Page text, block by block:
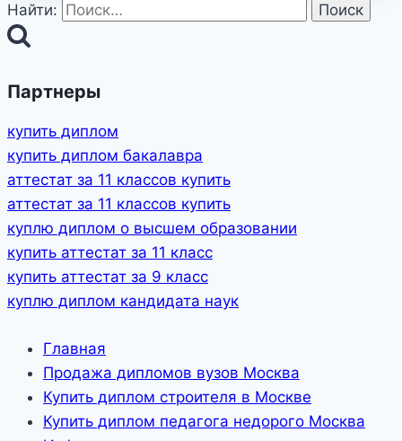
Найти:
Партнеры
купить диплом
купить диплом бакалавра
аттестат за 11 классов купить
аттестат за 11 классов купить
куплю диплом о высшем образовании
купить аттестат за 11 класс
купить аттестат за 9 класс
куплю диплом кандидата наук
Главная
Продажа дипломов вузов Москва
Купить диплом строителя в Москве
Купить диплом педагога недорого Москва